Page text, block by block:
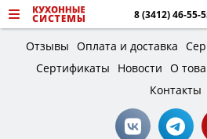
8 (3412) 46-55-
Отзывы Оплата и доставка
Сертификаты
Новости О
Контакты